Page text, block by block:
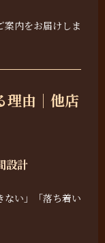
案内をお届けしま
由｜他店
設計
ない」「落ち着い